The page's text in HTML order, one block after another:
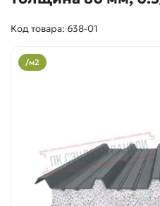
Код товара: 638-01
/м2